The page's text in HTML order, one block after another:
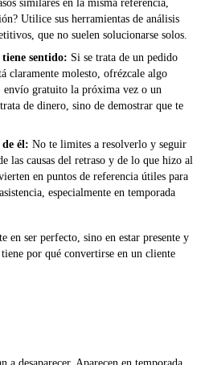
similares en la misma referencia,
Utilice sus herramientas de análisis
que no suelen solucionarse solos.
sentido: Si se trata de un pedido
claramente molesto, ofrézcale algo
envío gratuito la próxima vez o un
de dinero, sino de demostrar que te
él: No te limites a resolverlo y seguir
las causas del retraso y de lo que hizo al
en puntos de referencia útiles para
especialmente en temporada
en ser perfecto, sino en estar presente y
por qué convertirse en un cliente